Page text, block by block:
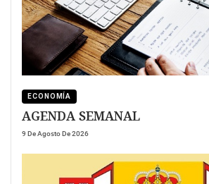
ECONOMÍA
AGENDA SEMANAL
9 De Agosto De 2026